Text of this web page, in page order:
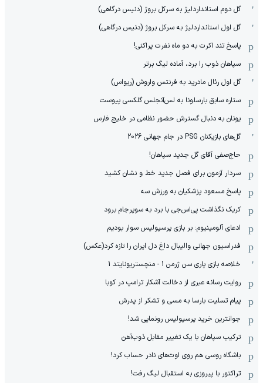
گل دوم استانداردلیژ به سرکل بروژ (دنیس درگاهی)
گل اول استانداردلیژ به سرکل بروژ (دنیس درگاهی)
پاسخ تند اکرت به دو ماه نفرت پراکنی!
سپاهان ذوب را برد، آماده لیگ برتر
گل اول رئال مادرید به فرنتس واروش (ریواس)
ستاره سابق بارسلونا به لس‌آنجلس گلکسی پیوست
یونان به دنبال گسترش حضور نظامی در خلیج فارس
گل‌های بازیکنان PSG در جام جهانی 2026
حاج‌صفی آقای گل جدید سپاهان!
سردار آزمون برای فصل جدید خط و نشان کشید
پاسخ مسعود پزشکیان به ورزش سه
کریک نگذاشت پی‌اس‌جی با برد به سوپرجام برود
ادعای آلومینیوم: بر بازی پرسپولیس سوار بودیم
فدراسیون جهانی والیبال داغ دل ایران را تازه کرد(عکس)
خلاصه بازی پاری سن ژرمن 1 - منچستریونایتد 1
روایت رسانه عبری از دخالت آشکار ترامپ در کوبا
پیام تسلیت بارسا به مسی و تشکر از پدرش
جوانترین خرید پرسپولیس رونمایی شد!
ترکیب سپاهان با یک تغییر مقابل ذوب‌آهن
باشگاه روسی هم روی اوت‌های نادر حساب کرد!
تراکتور با پیروزی به استقبال لیگ رفت!